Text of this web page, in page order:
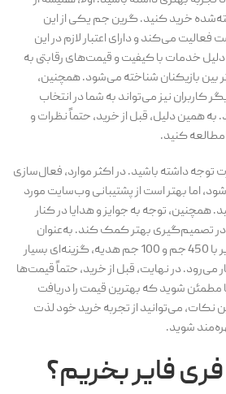
خرید کنید. گرین جم یکی از این
می‌کند و دارای اعتبار لازم در این
خدمات با کیفیت و قیمت‌های رقابتی به
بین بازیکنان شناخته می‌شود. همچنین،
کاربران نیز می‌تواند به شما در انتخاب
همین دلیل، قبل از خرید، حتماً نظرات و
مطالعه کنید.
توجه داشته باشید. در اکثر موارد، فعال‌سازی
اما بهتر است از پشتیبانی وب‌سایت مورد
همچنین، توجه به جوایز و هدایا در کنار
در تصمیم‌گیری بهتر کمک کند. به‌عنوان
مثال، کارت هفتگی فری فایر با 450 جم و 100 جم هدیه، گزینه‌ای بسیار
می‌رود. در نهایت، قبل از خرید، حتماً قیمت‌ها
مطمئن شوید که بهترین قیمت را دریافت
نکات، می‌توانید از تجربه خرید خود لذت
شوید.
فایر بخریم؟